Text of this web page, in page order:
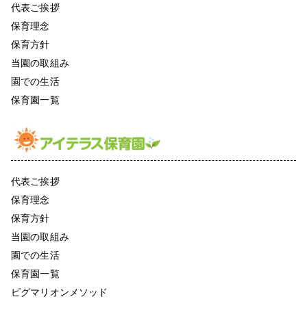
代表ご挨拶
保育理念
保育方針
当園の取組み
園での生活
保育園一覧
代表ご挨拶
保育理念
保育方針
当園の取組み
園での生活
保育園一覧
ピグマリオンメソッド